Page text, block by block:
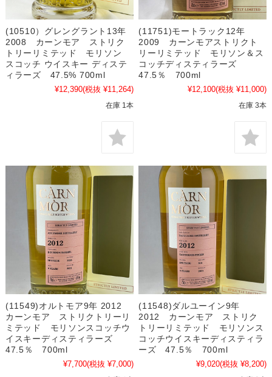
(10510）グレングラント13年
2008 カーンモア ストリク
トリーリミテッド モリソン
スコッチ ウイスキー ディステ
ィラーズ 47.5% 700ml
¥12,390(税抜 ¥11,264)
在庫 1本
(11751)モートラック12年
2009 カーンモアストリクト
リーリミテッド モリソン＆ス
コッチディスティラーズ
47.5％ 700ml
¥12,100(税抜 ¥11,000)
在庫 3本
(11549)オルトモア9年 2012
カーンモア ストリクトリーリ
ミテッド モリソンスコッチウ
イスキーディスティラーズ
47.5％ 700ml
¥7,700(税抜 ¥7,000)
(11548)ダルユーイン9年
2012 カーンモア ストリク
トリーリミテッド モリソンス
コッチウイスキーディスティラ
ーズ 47.5％ 700ml
¥9,020(税抜 ¥8,200)